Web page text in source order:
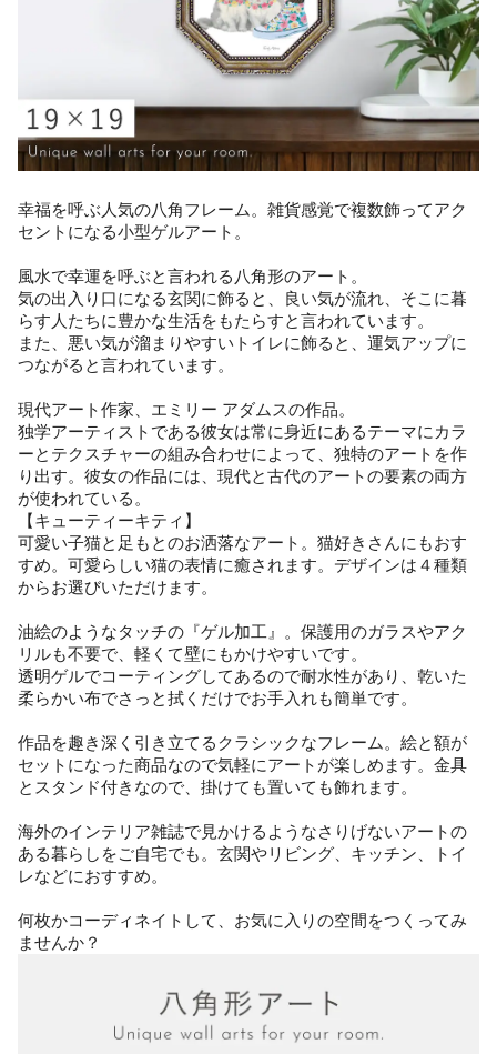
幸福を呼ぶ人気の八角フレーム。雑貨感覚で複数飾ってアク
セントになる小型ゲルアート。
風水で幸運を呼ぶと言われる八角形のアート。
気の出入り口になる玄関に飾ると、良い気が流れ、そこに暮
らす人たちに豊かな生活をもたらすと言われています。
また、悪い気が溜まりやすいトイレに飾ると、運気アップに
つながると言われています。
現代アート作家、エミリー アダムスの作品。
独学アーティストである彼女は常に身近にあるテーマにカラ
ーとテクスチャーの組み合わせによって、独特のアートを作
り出す。彼女の作品には、現代と古代のアートの要素の両方
が使われている。
【キューティーキティ】
可愛い子猫と足もとのお洒落なアート。猫好きさんにもおす
すめ。可愛らしい猫の表情に癒されます。デザインは４種類
からお選びいただけます。
油絵のようなタッチの『ゲル加工』。保護用のガラスやアク
リルも不要で、軽くて壁にもかけやすいです。
透明ゲルでコーティングしてあるので耐水性があり、乾いた
柔らかい布でさっと拭くだけでお手入れも簡単です。
作品を趣き深く引き立てるクラシックなフレーム。絵と額が
セットになった商品なので気軽にアートが楽しめます。金具
とスタンド付きなので、掛けても置いても飾れます。
海外のインテリア雑誌で見かけるようなさりげないアートの
ある暮らしをご自宅でも。玄関やリビング、キッチン、トイ
レなどにおすすめ。
何枚かコーディネイトして、お気に入りの空間をつくってみ
ませんか？